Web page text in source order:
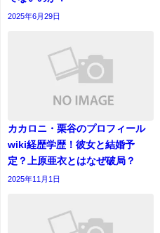
2025年6月29日
カカロニ・栗谷のプロフィール
wiki経歴学歴！彼女と結婚予
定？上原亜衣とはなぜ破局？
2025年11月1日